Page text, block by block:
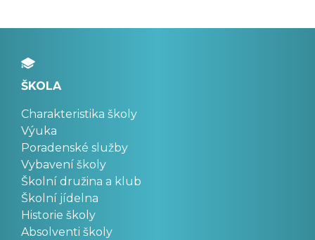
ŠKOLA
Charakteristika školy
Výuka
Poradenské služby
Vybavení školy
Školní družina a klub
Školní jídelna
Historie školy
Absolventi školy